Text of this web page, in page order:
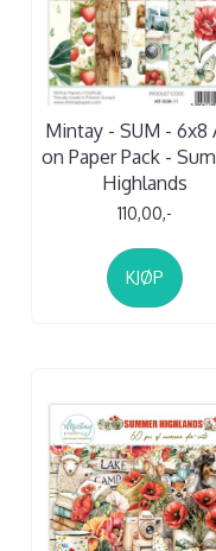
Mintay - SUM - 6x8
on Paper Pack -
Highlands
110,00,-
KJØP